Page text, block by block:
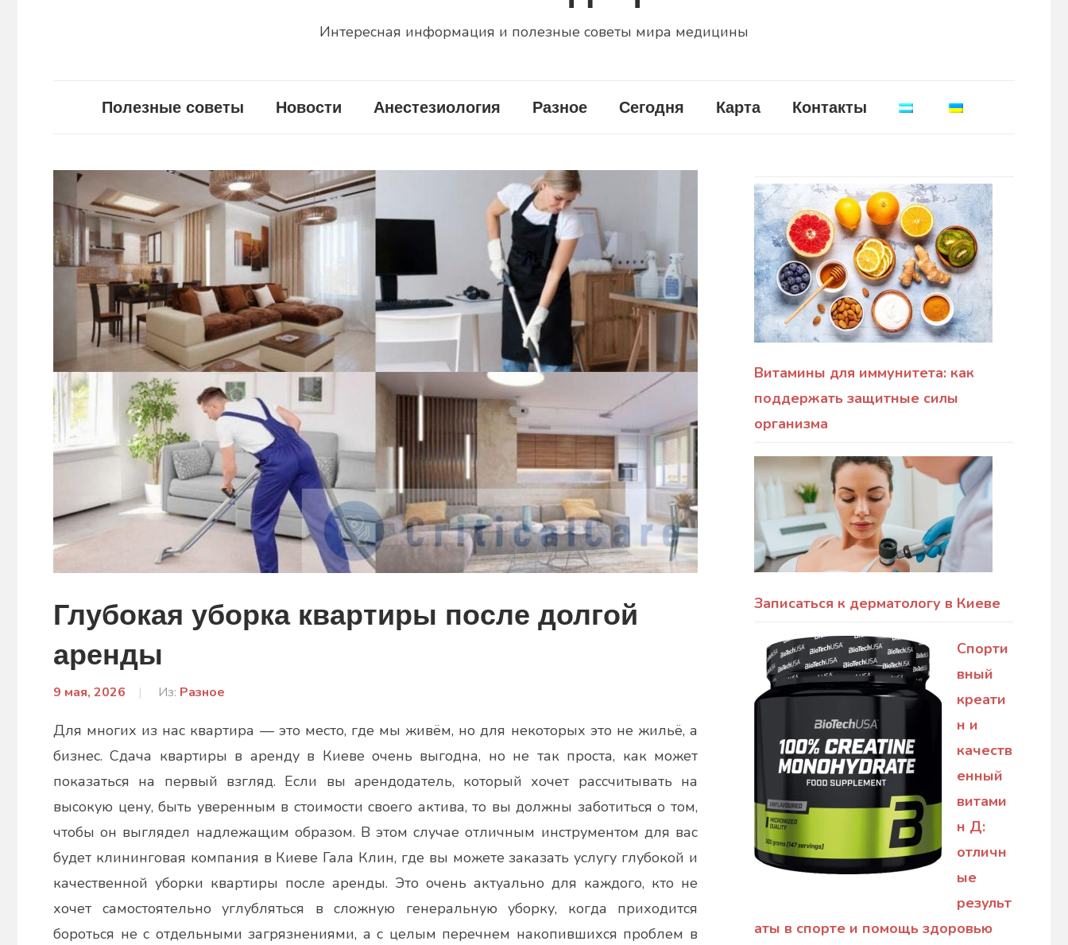
Интересная информация и полезные советы мира медицины
Полезные советы Новости Анестезиология Разное Сегодня Карта Контакты
Глубокая уборка квартиры после долгой
аренды
9 мая, 2026
От:
Из: Разное
Для многих из нас квартира — это место, где мы живём, но для некоторых это не жильё, а
бизнес. Сдача квартиры в аренду в Киеве очень выгодна, но не так проста, как может
показаться на первый взгляд. Если вы арендодатель, который хочет рассчитывать на
высокую цену, быть уверенным в стоимости своего актива, то вы должны заботиться о том,
чтобы он выглядел надлежащим образом. В этом случае отличным инструментом для вас
будет клининговая компания в Киеве Гала Клин, где вы можете заказать услугу глубокой и
качественной уборки квартиры после аренды. Это очень актуально для каждого, кто не
хочет самостоятельно углубляться в сложную генеральную уборку, когда приходится
бороться не с отдельными загрязнениями, а с целым перечнем накопившихся проблем в
Витамины для иммунитета: как
поддержать защитные силы
организма
Записаться к дерматологу в Киеве
Спорти
вный
креати
н и
качеств
енный
витами
н Д:
отличн
ые
результ
аты в спорте и помощь здоровью